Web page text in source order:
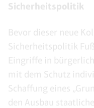
Sicherheitspolitik
Bevor dieser neue
Sicherheitspolitik
Eingriffe in
mit dem Schutz
Schaffung eines
den Ausbau